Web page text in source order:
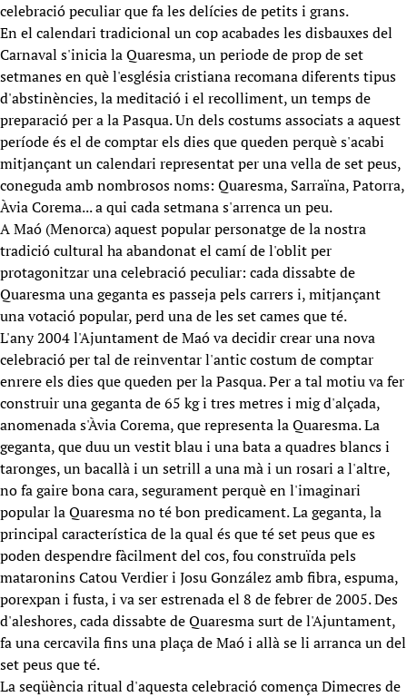
celebració peculiar que fa les delícies de petits i grans.
En el calendari tradicional un cop acabades les disbauxes del
Carnaval s'inicia la Quaresma, un periode de prop de set
setmanes en què l'església cristiana recomana diferents tipus
d'abstinències, la meditació i el recolliment, un temps de
preparació per a la Pasqua. Un dels costums associats a aquest
període és el de comptar els dies que queden perquè s'acabi
mitjançant un calendari representat per una vella de set peus,
coneguda amb nombrosos noms: Quaresma, Sarraïna, Patorra,
Àvia Corema... a qui cada setmana s'arrenca un peu.
A Maó (Menorca) aquest popular personatge de la nostra
tradició cultural ha abandonat el camí de l'oblit per
protagonitzar una celebració peculiar: cada dissabte de
Quaresma una geganta es passeja pels carrers i, mitjançant
una votació popular, perd una de les set cames que té.
L'any 2004 l'Ajuntament de Maó va decidir crear una nova
celebració per tal de reinventar l'antic costum de comptar
enrere els dies que queden per la Pasqua. Per a tal motiu va fer
construir una geganta de 65 kg i tres metres i mig d'alçada,
anomenada s'Àvia Corema, que representa la Quaresma. La
geganta, que duu un vestit blau i una bata a quadres blancs i
taronges, un bacallà i un setrill a una mà i un rosari a l'altre,
no fa gaire bona cara, segurament perquè en l'imaginari
popular la Quaresma no té bon predicament. La geganta, la
principal característica de la qual és que té set peus que es
poden despendre fàcilment del cos, fou construïda pels
mataronins Catou Verdier i Josu González amb fibra, espuma,
porexpan i fusta, i va ser estrenada el 8 de febrer de 2005. Des
d'aleshores, cada dissabte de Quaresma surt de l'Ajuntament,
fa una cercavila fins una plaça de Maó i allà se li arranca un del
set peus que té.
La seqüència ritual d'aquesta celebració comença Dimecres de